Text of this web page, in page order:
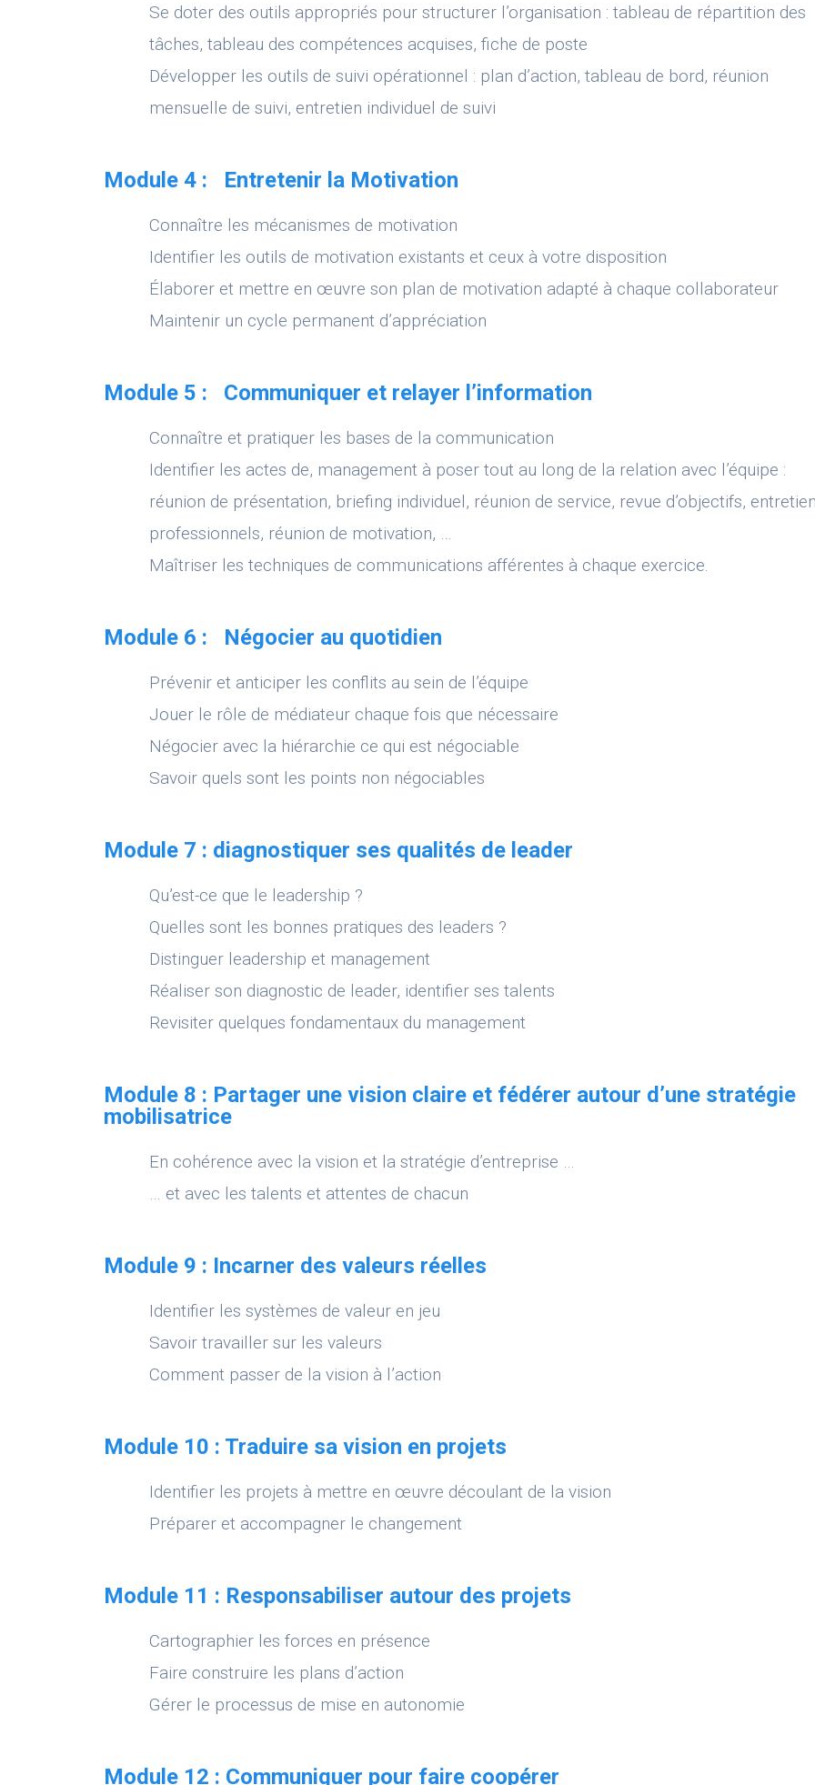
Se doter des outils appropriés pour structurer l’organisation : tableau de répartition des
tâches, tableau des compétences acquises, fiche de poste
Développer les outils de suivi opérationnel : plan d’action, tableau de bord, réunion
mensuelle de suivi, entretien individuel de suivi
Module 4 : Entretenir la Motivation
Connaître les mécanismes de motivation
Identifier les outils de motivation existants et ceux à votre disposition
Élaborer et mettre en œuvre son plan de motivation adapté à chaque collaborateur
Maintenir un cycle permanent d’appréciation
Module 5 : Communiquer et relayer l’information
Connaître et pratiquer les bases de la communication
Identifier les actes de, management à poser tout au long de la relation avec l’équipe :
réunion de présentation, briefing individuel, réunion de service, revue d’objectifs,
professionnels, réunion de motivation, …
Maîtriser les techniques de communications afférentes à chaque exercice.
Module 6 : Négocier au quotidien
Prévenir et anticiper les conflits au sein de l’équipe
Jouer le rôle de médiateur chaque fois que nécessaire
Négocier avec la hiérarchie ce qui est négociable
Savoir quels sont les points non négociables
Module 7 : diagnostiquer ses qualités de leader
Qu’est-ce que le leadership ?
Quelles sont les bonnes pratiques des leaders ?
Distinguer leadership et management
Réaliser son diagnostic de leader, identifier ses talents
Revisiter quelques fondamentaux du management
Module 8 : Partager une vision claire et fédérer autour d’une stratégie
mobilisatrice
En cohérence avec la vision et la stratégie d’entreprise …
… et avec les talents et attentes de chacun
Module 9 : Incarner des valeurs réelles
Identifier les systèmes de valeur en jeu
Savoir travailler sur les valeurs
Comment passer de la vision à l’action
Module 10 : Traduire sa vision en projets
Identifier les projets à mettre en œuvre découlant de la vision
Préparer et accompagner le changement
Module 11 : Responsabiliser autour des projets
Cartographier les forces en présence
Faire construire les plans d’action
Gérer le processus de mise en autonomie
Module 12 : Communiquer pour faire coopérer